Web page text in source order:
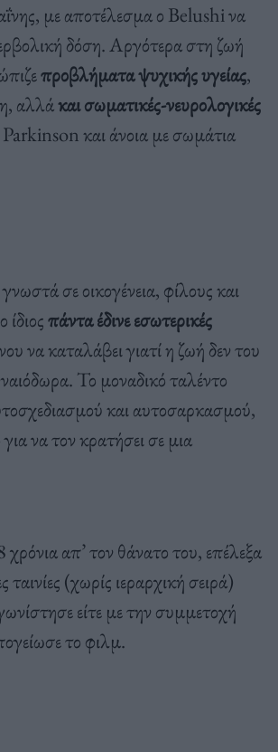
με αποτέλεσμα ο Belushi να
δόση. Αργότερα στη ζωή
προβλήματα ψυχικής υγείας,
αλλάκαι σωματικές-νευρολογικές
και άνοια με σωμάτια
σε οικογένεια, φίλους και
πάντα έδινε εσωτερικές
να καταλάβει γιατί η ζωή δεν του
Το μοναδικό ταλέντο
και αυτοσαρκασμού,
να τον κρατήσει σε μια
απ’ τον θάνατο του, επέλεξα
(χωρίς ιεραρχική σειρά)
είτε με την συμμετοχή
το φιλμ.